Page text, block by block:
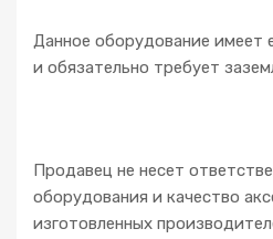
Данное оборудование имеет
и обязательно требует
Продавец не несет
оборудования и качество
изготовленных